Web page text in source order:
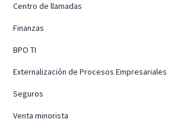
Centro de llamadas
Finanzas
BPO TI
Externalización de Procesos Empresariales
Seguros
Venta minorista